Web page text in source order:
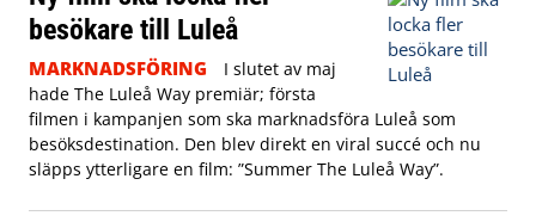
besökare till Luleå
MARKNADSFÖRING
I slutet av maj
hade The Luleå Way premiär; första
filmen i kampanjen som ska marknadsföra Luleå som
besöksdestination. Den blev direkt en viral succé och nu
släpps ytterligare en film: ”Summer The Luleå Way”.